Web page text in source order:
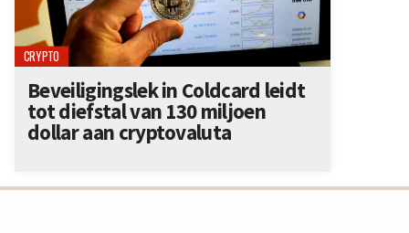
CRYPTO
Beveiligingslek in Coldcard leidt
tot diefstal van 130 miljoen
dollar aan cryptovaluta